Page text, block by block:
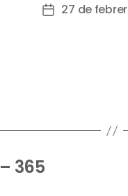
27 de
365